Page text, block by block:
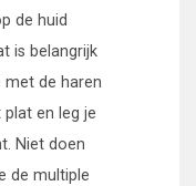
de huid
is belangrijk
met de haren
en leg je
Niet doen
de multiple